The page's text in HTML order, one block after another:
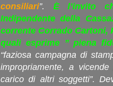
consiliari”. È l’invito
Indipendente della
corrente Corrado Cartoni,
quali esprime ” piena
“faziosa campagna di
impropriamente, a
carico di altri soggetti”.